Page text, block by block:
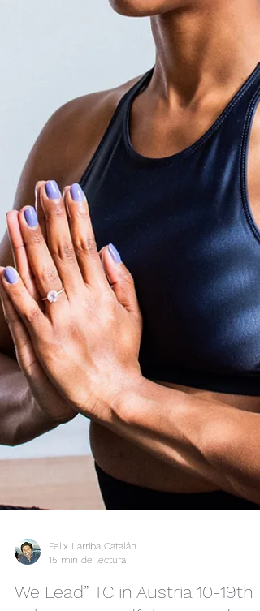
psicologiaenergetica.net@gmail.com
Andahuaylillas, Calle Cusco 911
Andahuaylillas.